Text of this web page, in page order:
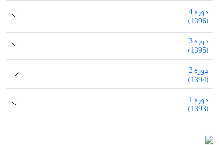
دوره 4
(1396)
دوره 3
(1395)
دوره 2
(1394)
دوره 1
(1393)